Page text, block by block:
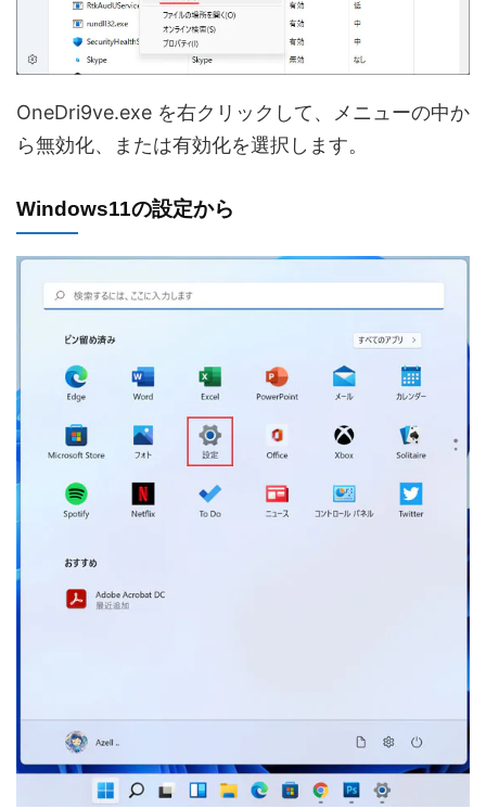
OneDri9ve.exe を右クリックして、メニューの中か
ら無効化、または有効化を選択します。
Windows11の設定から